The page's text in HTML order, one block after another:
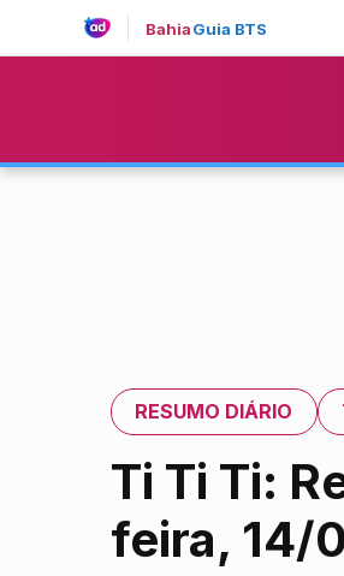
BahiaGuia BTS
RESUMO DIÁRIO
Ti Ti Ti:
feira, 14/